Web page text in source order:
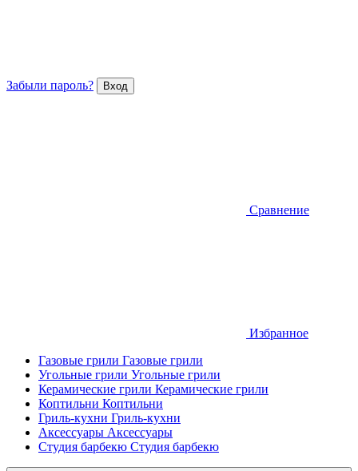
Забыли пароль?
Сравнение
Избранное
Газовые грили Газовые грили
Угольные грили Угольные грили
Керамические грили Керамические грили
Коптильни Коптильни
Гриль-кухни Гриль-кухни
Аксессуары Аксессуары
Студия барбекю Студия барбекю